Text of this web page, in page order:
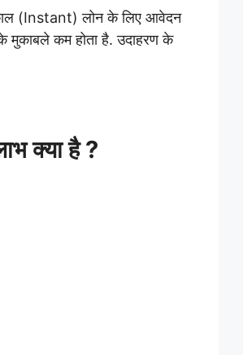
(Instant) लोन के लिए आवेदन
मुकाबले कम होता है. उदाहरण के
क्या है ?